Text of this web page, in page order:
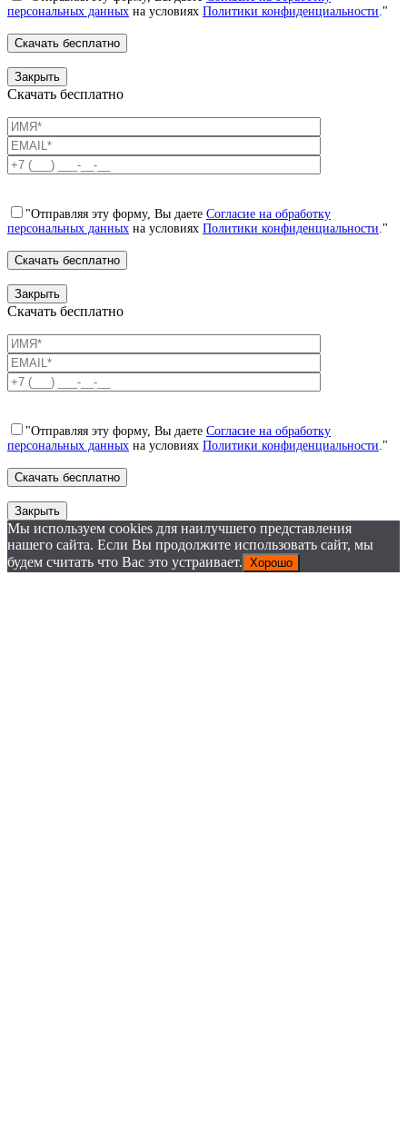
персональных данных на условиях Политики конфиденциальности."
Закрыть
Скачать бесплатно
"Отправляя эту форму, Вы даете Согласие на обработку
персональных данных на условиях Политики конфиденциальности."
Закрыть
Скачать бесплатно
"Отправляя эту форму, Вы даете Согласие на обработку
персональных данных на условиях Политики конфиденциальности."
Закрыть
Мы используем cookies для наилучшего представления
нашего сайта. Если Вы продолжите использовать сайт, мы
будем считать что Вас это устраивает. Хорошо